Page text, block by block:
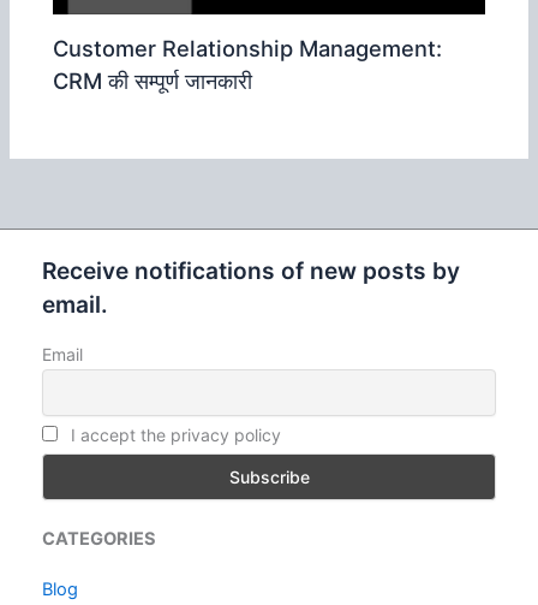
Customer Relationship Management:
CRM की सम्‍पूर्ण जानकारी
Receive notifications of new posts by
email.
Email
I accept the privacy policy
CATEGORIES
Blog